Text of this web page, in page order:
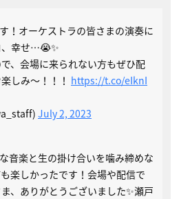
！オーケストラの皆さまの演奏に
、幸せ…😭✨
、会場に来られない方もぜひ配
しみ〜！！！ https://t.co/eIknI
July 2, 2023
音楽と生の掛け合いを噛み締めな
楽しかったです！会場や配信で
、ありがとうございました✨瀬戸